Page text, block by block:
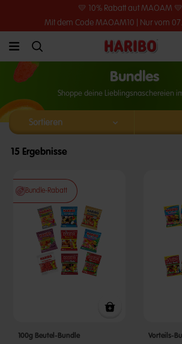
💛 10% Rabatt auf MAOAM 💛
Mit dem Code MAOAM10 | Nur vom
link.header.menu.label
simplesearch.search.label
Bundles
Shoppe deine Lieblingsnaschereien
15 Ergebnisse
Bundle-Rabatt
100g Beutel-Bundle
Vorteils-